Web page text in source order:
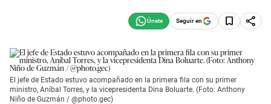
Seguir en
El jefe de Estado estuvo acompañado en la primera fila con su primer
ministro, Aníbal Torres, y la vicepresidenta Dina Boluarte. (Foto: Anthony
Niño de Guzmán / @photo.gec)